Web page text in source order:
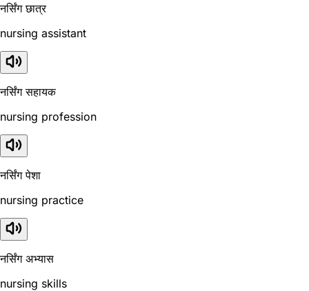
नर्सिंग छात्र
nursing assistant
नर्सिंग सहायक
nursing profession
नर्सिंग पेशा
nursing practice
नर्सिंग अभ्यास
nursing skills